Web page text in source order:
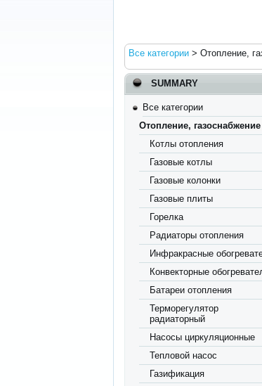
Все категории >Отопление,
SUMMARY
Все категории
Отопление, газоснабжение
Котлы отопления
Газовые котлы
Газовые колонки
Газовые плиты
Горелка
Радиаторы отопления
Инфракрасные
Конвекторные
Батареи отопления
Терморегулятор
радиаторный
Насосы циркуляционные
Тепловой насос
Газификация